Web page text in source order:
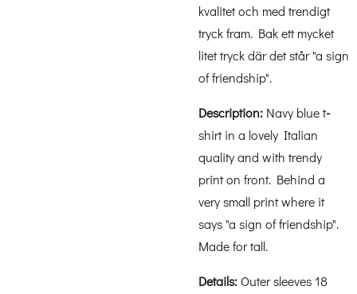
kvalitet och med trendigt
tryck fram. Bak ett mycket
litet tryck där det står "a sign
of friendship".
Description: Navy blue t-
shirt in a lovely Italian
quality and with trendy
print on front. Behind a
very small print where it
says "a sign of friendship".
Made for tall.
Details: Outer sleeves 18